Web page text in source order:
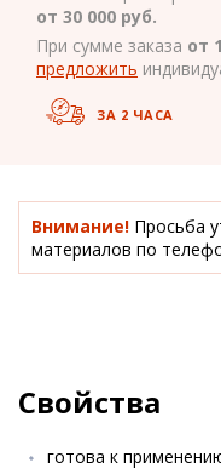
от 30 000 руб.
При сумме заказа от
предложить
ЗА 2 ЧАСА
Внимание! Просьба
материалов по
Свойства
готова к